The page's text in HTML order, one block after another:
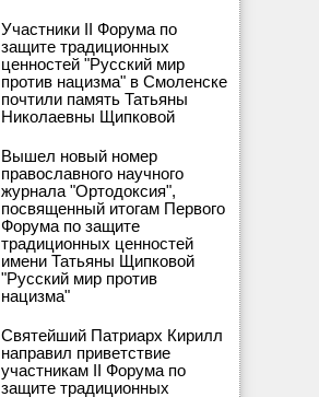
Участники II Форума по
защите традиционных
ценностей "Русский мир
против нацизма" в Смоленске
почтили память Татьяны
Николаевны Щипковой
Вышел новый номер
православного научного
журнала "Ортодоксия",
посвященный итогам Первого
Форума по защите
традиционных ценностей
имени Татьяны Щипковой
"Русский мир против
нацизма"
Святейший Патриарх Кирилл
направил приветствие
участникам II Форума по
защите традиционных